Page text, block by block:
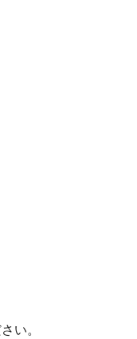
い。